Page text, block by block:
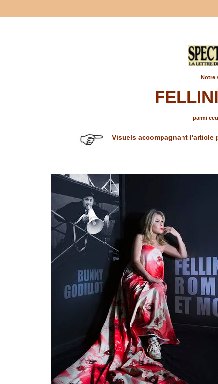
Notre
parmi
Visuels accompagnant l'article